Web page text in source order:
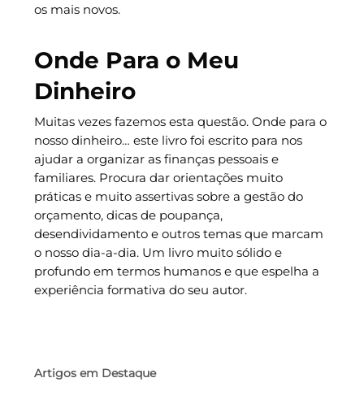
os mais novos.
Onde Para o Meu
Dinheiro
Muitas vezes fazemos esta questão. Onde para o
nosso dinheiro… este livro foi escrito para nos
ajudar a organizar as finanças pessoais e
familiares. Procura dar orientações muito
práticas e muito assertivas sobre a gestão do
orçamento, dicas de poupança,
desendividamento e outros temas que marcam
o nosso dia-a-dia. Um livro muito sólido e
profundo em termos humanos e que espelha a
experiência formativa do seu autor.
Artigos em Destaque